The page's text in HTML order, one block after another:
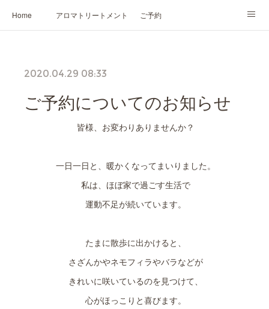
Home アロマトリートメント ご予約
プロフィール
2020.04.29 08:33
ご予約についてのお知らせ
皆様、お変わりありませんか？
一日一日と、暖かくなってまいりました。
私は、ほぼ家で過ごす生活で
運動不足が続いています。
たまに散歩に出かけると、
さざんかやネモフィラやバラなどが
きれいに咲いているのを見つけて、
心がほっこりと喜びます。